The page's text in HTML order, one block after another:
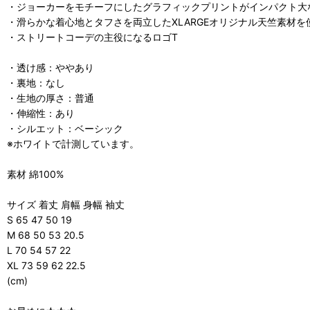
・ジョーカーをモチーフにしたグラフィックプリントがインパクト
・滑らかな着心地とタフさを両立したXLARGEオリジナル天竺素材を
・ストリートコーデの主役になるロゴT
・透け感：ややあり
・裏地：なし
・生地の厚さ：普通
・伸縮性：あり
・シルエット：ベーシック
※ホワイトで計測しています。
素材 綿100%
サイズ 着丈 肩幅 身幅 袖丈
S 65 47 50 19
M 68 50 53 20.5
L 70 54 57 22
XL 73 59 62 22.5
(cm)